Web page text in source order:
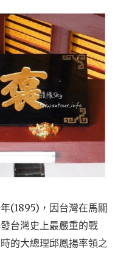
(1895)，因台灣在馬關
台灣史上最嚴重的戰
的大總理邱鳳揚率領之